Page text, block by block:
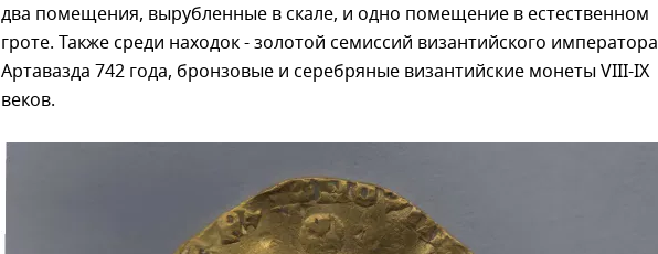
два помещения, вырубленные в скале, и одно помещение в естественном
гроте. Также среди находок - золотой семиссий византийского императора
Артавазда 742 года, бронзовые и серебряные византийские монеты VIII-IX
веков.